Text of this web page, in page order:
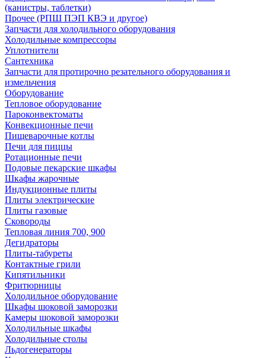
(канистры, таблетки)
Прочее (РПШ ПЭП КВЭ и другое)
Запчасти для холодильного оборудования
Холодильные компрессоры
Уплотнители
Сантехника
Запчасти для протирочно резательного оборудования и
измельчения
Оборудование
Тепловое оборудование
Пароконвектоматы
Конвекционные печи
Пищеварочные котлы
Печи для пиццы
Ротационные печи
Подовые пекарские шкафы
Шкафы жарочные
Индукционные плиты
Плиты электрические
Плиты газовые
Сковороды
Тепловая линия 700, 900
Дегидраторы
Плиты-табуреты
Контактные грили
Кипятильники
Фритюрницы
Холодильное оборудование
Шкафы шоковой заморозки
Камеры шоковой заморозки
Холодильные шкафы
Холодильные столы
Льдогенераторы